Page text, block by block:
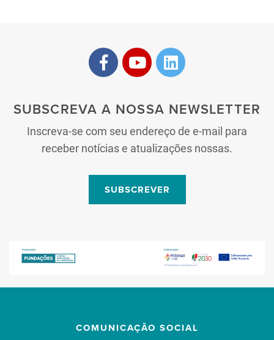
SUBSCREVA A NOSSA NEWSLETTER
Inscreva-se com seu endereço de e-mail para
receber notícias e atualizações nossas.
SUBSCREVER
COMUNICAÇÃO SOCIAL